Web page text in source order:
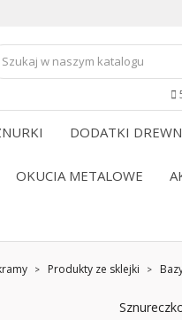
DODATKI
OKUCIA METALOWE
Produkty ze sklejki